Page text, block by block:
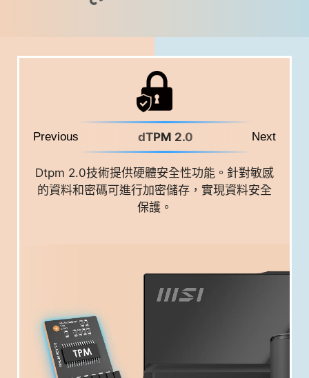
Previous
Lock dTPM 2.0 Next
Dtpm 2.0技術提供硬體安全性功能。針對敏感
的資料和密碼可進行加密儲存，實現資料安全
保護。